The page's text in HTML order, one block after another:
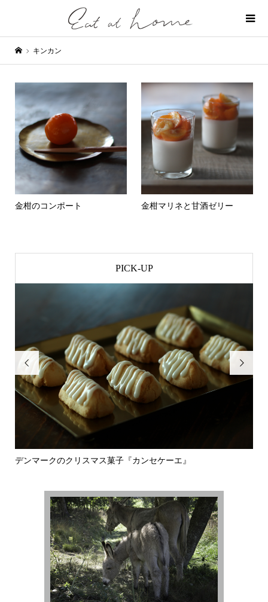
キンカン
金柑のコンポート 金柑マリネと甘酒ゼリー
PICK-UP

デンマークのクリスマス菓子『カンセケーエ』
